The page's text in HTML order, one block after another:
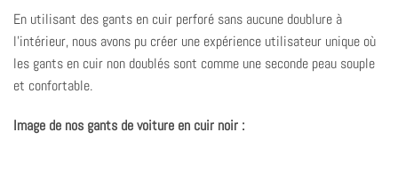
En utilisant des gants en cuir perforé sans aucune doublure à
l'intérieur, nous avons pu créer une expérience utilisateur unique où
les gants en cuir non doublés sont comme une seconde peau souple
et confortable.
Image de nos gants de voiture en cuir noir :